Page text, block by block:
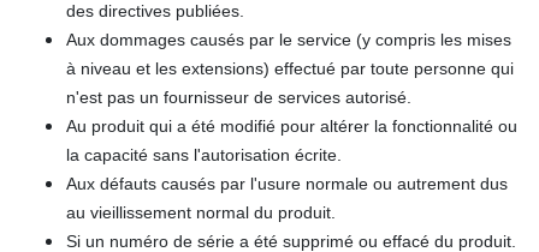
des directives publiées.
Aux dommages causés par le service (y compris les mises
à niveau et les extensions) effectué par toute personne qui
n'est pas un fournisseur de services autorisé.
Au produit qui a été modifié pour altérer la fonctionnalité ou
la capacité sans l'autorisation écrite.
Aux défauts causés par l'usure normale ou autrement dus
au vieillissement normal du produit.
Si un numéro de série a été supprimé ou effacé du produit.